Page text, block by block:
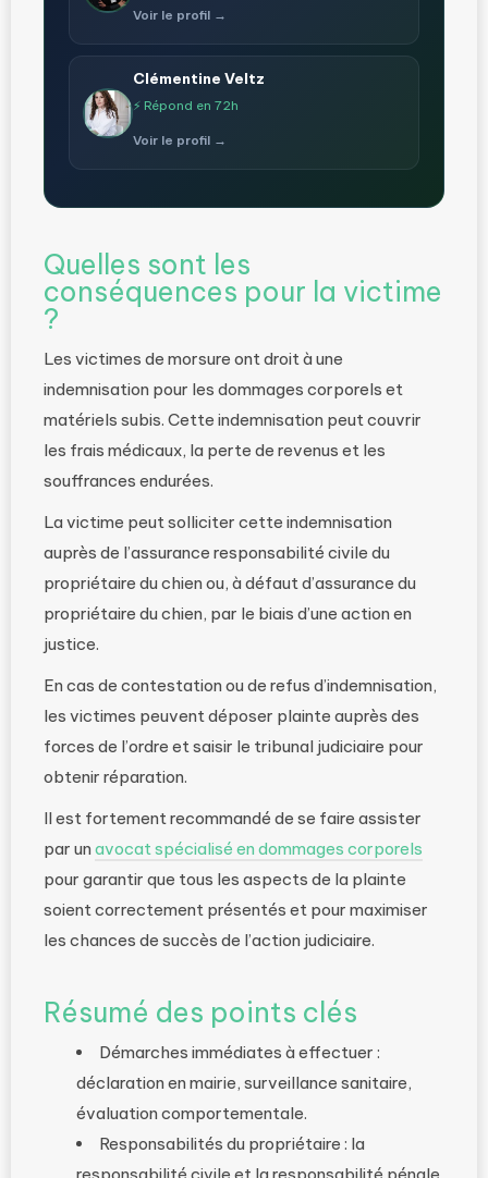
Voir le profil →
Clémentine Veltz
⚡ Répond en 72h
Voir le profil →
Quelles sont les
conséquences pour la victime
?
Les victimes de morsure ont droit à une
indemnisation pour les dommages corporels et
matériels subis. Cette indemnisation peut couvrir
les frais médicaux, la perte de revenus et les
souffrances endurées.
La victime peut solliciter cette indemnisation
auprès de l’assurance responsabilité civile du
propriétaire du chien ou, à défaut d’assurance du
propriétaire du chien, par le biais d’une action en
justice.
En cas de contestation ou de refus d’indemnisation,
les victimes peuvent déposer plainte auprès des
forces de l’ordre et saisir le tribunal judiciaire pour
obtenir réparation.
Il est fortement recommandé de se faire assister
par un avocat spécialisé en dommages corporels
pour garantir que tous les aspects de la plainte
soient correctement présentés et pour maximiser
les chances de succès de l’action judiciaire.
Résumé des points clés
Démarches immédiates à effectuer :
déclaration en mairie, surveillance sanitaire,
évaluation comportementale.
Responsabilités du propriétaire : la